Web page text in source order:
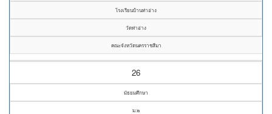
โรงเรียนบ้านท่าอ่าง
วัดท่าอ่าง
คณะจังหวัดนครราชสีมา
26
มัธยมศึกษา
ม.๒